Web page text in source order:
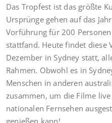
Das Tropfest ist das größte
Ursprünge gehen auf das
Vorführung für 200
stattfand. Heute findet diese
Dezember in Sydney statt,
Rahmen. Obwohl es in
Menschen in anderen
zusammen, um die Filme
nationalen Fernsehen
genießen kann!